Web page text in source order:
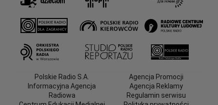
Polskie Radio S.A.
Informacyjna Agencja
Radiowa
Agencja Promocji
Agencja Reklamy
Regulamin serwisu